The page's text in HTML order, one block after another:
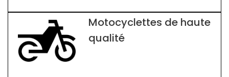
Motocyclettes de haute
qualité